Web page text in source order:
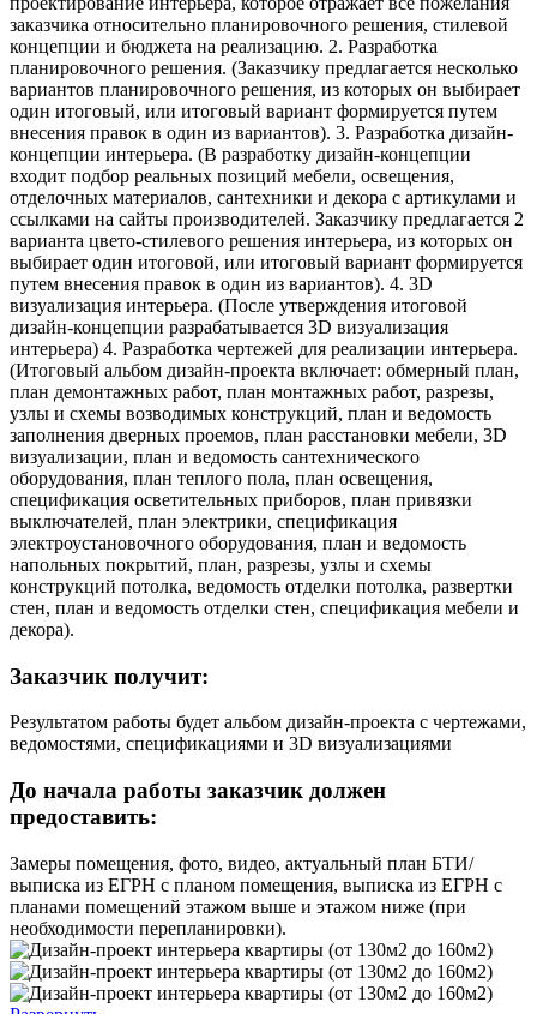
заказчика относительно планировочного решения, стилевой
концепции и бюджета на реализацию. 2. Разработка
планировочного решения. (Заказчику предлагается несколько
вариантов планировочного решения, из которых он выбирает
один итоговый, или итоговый вариант формируется путем
внесения правок в один из вариантов). 3. Разработка дизайн-
концепции интерьера. (В разработку дизайн-концепции
входит подбор реальных позиций мебели, освещения,
отделочных материалов, сантехники и декора с артикулами и
ссылками на сайты производителей. Заказчику предлагается 2
варианта цвето-стилевого решения интерьера, из которых он
выбирает один итоговой, или итоговый вариант формируется
путем внесения правок в один из вариантов). 4. 3D
визуализация интерьера. (После утверждения итоговой
дизайн-концепции разрабатывается 3D визуализация
интерьера) 4. Разработка чертежей для реализации интерьера.
(Итоговый альбом дизайн-проекта включает: обмерный план,
план демонтажных работ, план монтажных работ, разрезы,
узлы и схемы возводимых конструкций, план и ведомость
заполнения дверных проемов, план расстановки мебели, 3D
визуализации, план и ведомость сантехнического
оборудования, план теплого пола, план освещения,
спецификация осветительных приборов, план привязки
выключателей, план электрики, спецификация
электроустановочного оборудования, план и ведомость
напольных покрытий, план, разрезы, узлы и схемы
конструкций потолка, ведомость отделки потолка, развертки
стен, план и ведомость отделки стен, спецификация мебели и
декора).
Заказчик получит:
Результатом работы будет альбом дизайн-проекта с чертежами,
ведомостями, спецификациями и 3D визуализациями
До начала работы заказчик должен
предоставить:
Замеры помещения, фото, видео, актуальный план БТИ/
выписка из ЕГРН с планом помещения, выписка из ЕГРН с
планами помещений этажом выше и этажом ниже (при
необходимости перепланировки).